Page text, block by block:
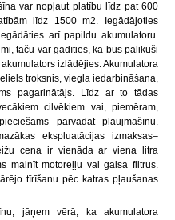
var nopļaut platību līdz pat 600
līdz 1500 m2. Iegādājoties
arī papildu akumulatoru.
taču var gadīties, ka būs palikuši
izlādējies. Akumulatora
troksnis, viegla iedarbināšana,
pagarinātājs. Līdz ar to tādas
cilvēkiem vai, piemēram,
pārvadāt pļaujmašīnu.
ekspluatācijas izmaksas–
cena ir vienāda ar viena litra
mainīt motoreļļu vai gaisa filtrus.
tīrīšanu pēc katras pļaušanas
jāņem vērā, ka akumulatora